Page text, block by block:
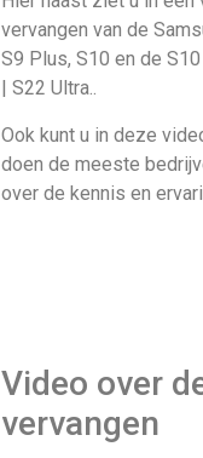
vervangen van de
S9 Plus, S10 en de
| S22 Ultra..
Ook kunt u in deze
doen de meeste
over de kennis en
Video over
vervangen